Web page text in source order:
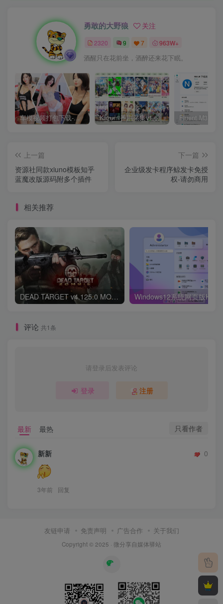
勇敢的大野狼 关注
2320 9 7 963W+
酒醒只在花前坐，酒醉还来花下眠。
车模视频打包下载-高清无水印版 Kazumi番剧采集v1.6.9：支持自定义规则+在线观看+弹幕，跨平台下载
上一篇
资源社同款xiuno模板知乎
蓝魔改版源码附多个插件
下一篇
企业级发卡程序鲸发卡免授
权-请勿商用
相关推荐
DEAD TARGET v4.125.0 MOD APK (Unlimited Money, Mega Menu)
评论 共1条
请登录后发表评论
登录 注册
最新 最热 只看作者
新新 0
3年前 回复
友链申请 免责声明 广告合作 关于我们
Copyright © 2025 · 微分享自媒体驿站